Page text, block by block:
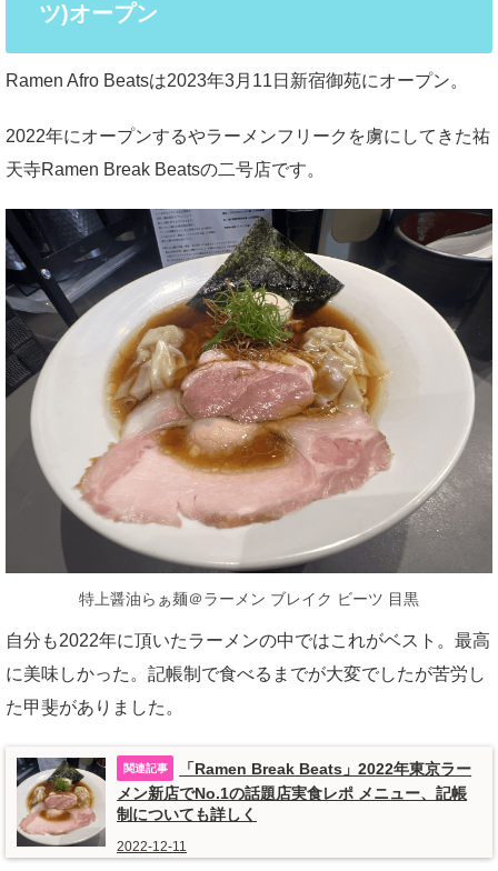
ツ)オープン
Ramen Afro Beatsは2023年3月11日新宿御苑にオープン。
2022年にオープンするやラーメンフリークを虜にしてきた祐
天寺Ramen Break Beatsの二号店です。
特上醤油らぁ麺＠ラーメン ブレイク ビーツ 目黒
自分も2022年に頂いたラーメンの中ではこれがベスト。最高
に美味しかった。記帳制で食べるまでが大変でしたが苦労し
た甲斐がありました。
「Ramen Break Beats」2022年東京ラー
メン新店でNo.1の話題店実食レポ メニュー、記帳
制についても詳しく
2022-12-11